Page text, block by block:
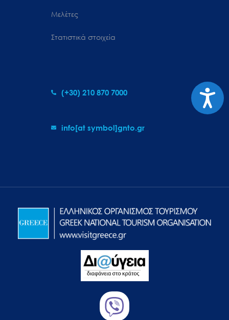
Μελέτες
Στατιστικά στοιχεία
(+30) 210 870 7000
info[at symbol]gnto.gr